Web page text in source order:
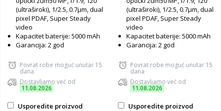
(ultraširoki), 1/2.5, 0.7µm, dual
pixel PDAF, Super Steady
video
Kapacitet baterije: 5000 mAh
Garancija: 2 god
Povrat robe moguć unutar 15
dana
Dostavljamo već od
11.08.2026
Usporedite proizvod
(ultraširoki), 1/2.5, 0.7µm, dual
pixel PDAF, Super Steady
video
Kapacitet baterije: 5000 mAh
Garancija: 2 god
Povrat robe moguć unutar 15
dana
Dostavljamo već od
11.08.2026
Usporedite proizvod